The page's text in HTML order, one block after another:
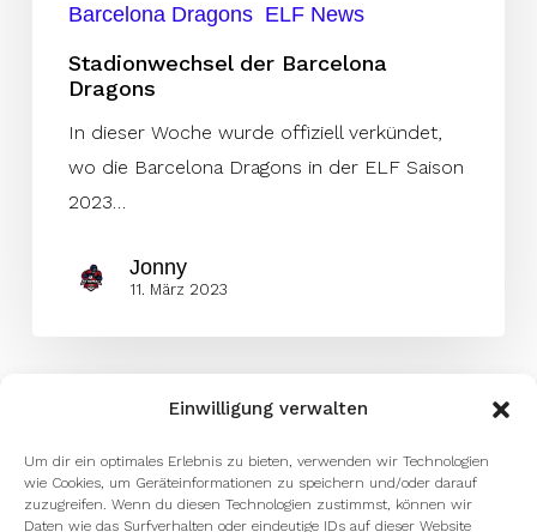
Einwilligung verwalten
Um dir ein optimales Erlebnis zu bieten, verwenden wir Technologien
wie Cookies, um Geräteinformationen zu speichern und/oder darauf
zuzugreifen. Wenn du diesen Technologien zustimmst, können wir
Daten wie das Surfverhalten oder eindeutige IDs auf dieser Website
Barcelona Dragons ELF News
Stadionwechsel der Barcelona
Dragons
In dieser Woche wurde offiziell verkündet,
wo die Barcelona Dragons in der ELF Saison
2023…
Jonny
11. März 2023